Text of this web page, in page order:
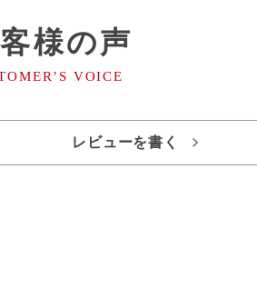
様の声
レビューを書く